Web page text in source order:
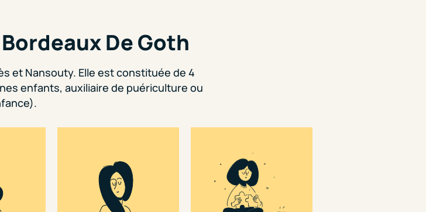
De Goth
et Nansouty. Elle est constituée de 4
enfants, auxiliaire de puériculture ou